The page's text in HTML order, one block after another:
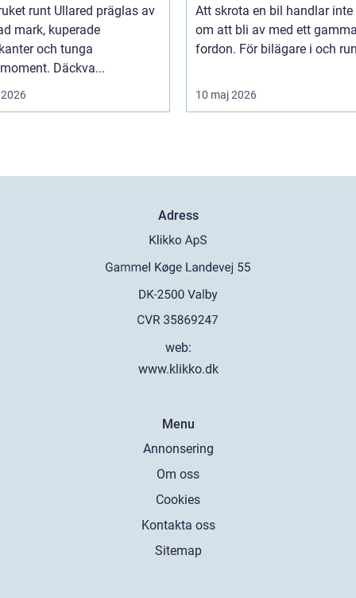
runt Ullared präglas av
mark, kuperade
och tunga
Däckva...
Att skrota en bil handlar inte
om att bli av med ett
fordon. För bilägare i och
10 maj 2026
Adress
web:
www.klikko.dk
Menu
Annonsering
Om oss
Cookies
Kontakta oss
Sitemap